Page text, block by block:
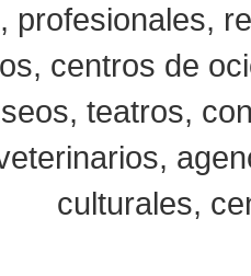
profesionales,
centros de
teatros,
culturales,